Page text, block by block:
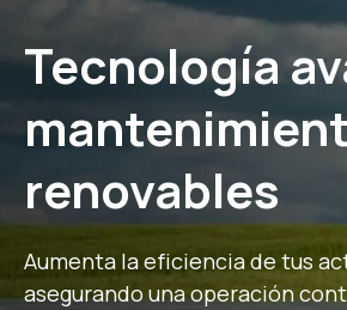
Tecnología
renovables
Aumenta la eficiencia de tus
asegurando una operación